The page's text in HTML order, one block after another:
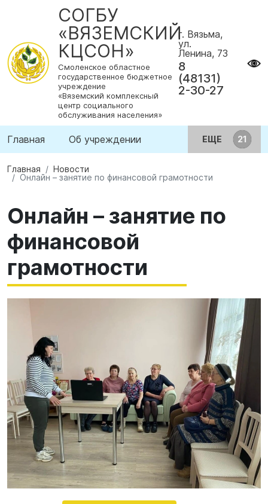
СОГБУ
«ВЯЗЕМСКИЙ
КЦСОН»
Смоленское областное
государственное бюджетное
учреждение
«Вяземский комплексный
центр социального
обслуживания населения»
г. Вязьма,
ул.
Ленина, 73
8
(48131)
2-30-27
Главная Об учреждении ЕЩЕ
Главная
Новости
Онлайн – занятие по финансовой грамотности
Онлайн – занятие по
финансовой
грамотности